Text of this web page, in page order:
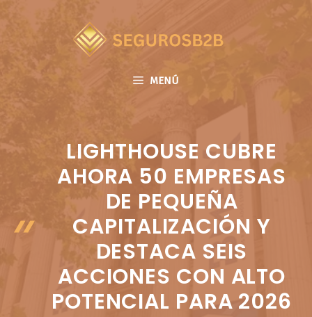
MENÚ
LIGHTHOUSE CUBRE
AHORA 50 EMPRESAS
DE PEQUEÑA
CAPITALIZACIÓN Y
DESTACA SEIS
ACCIONES CON ALTO
POTENCIAL PARA 2026